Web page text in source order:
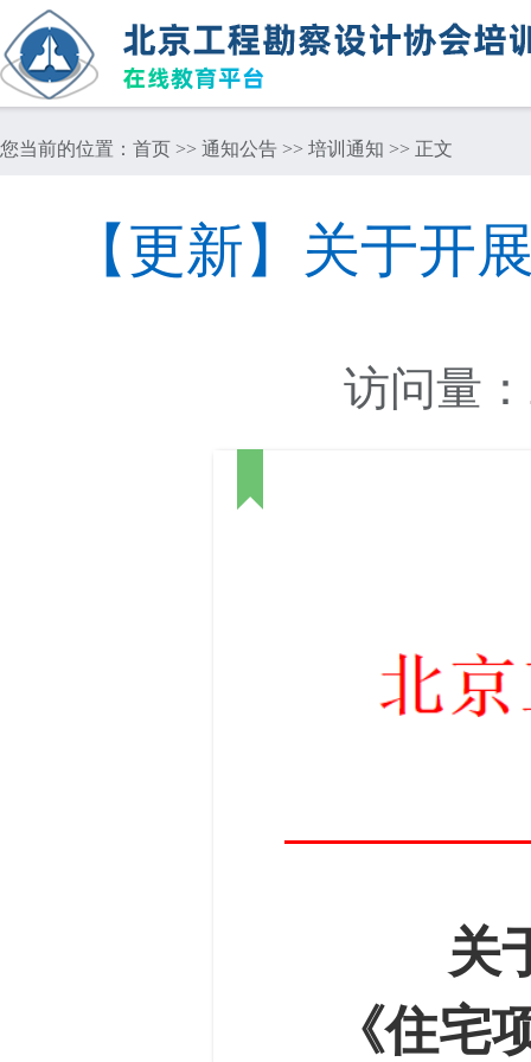
您当前的位置： 首页 >> 通知公告 >> 培训通知 >> 正文
【更新】关于开
访问量：
关
《住宅